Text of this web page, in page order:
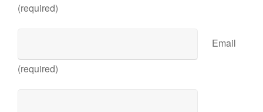
(required)
Email
(required)